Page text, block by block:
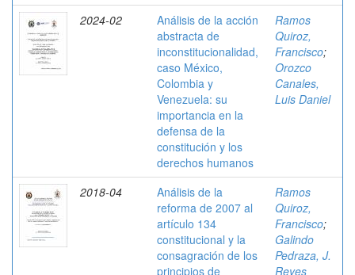
2024-02
Análisis de la acción
abstracta de
inconstitucionalidad,
caso México,
Colombia y
Venezuela: su
importancia en la
defensa de la
constitución y los
derechos humanos
Ramos
Quiroz,
Francisco;
Orozco
Canales,
Luis Daniel
2018-04
Análisis de la
reforma de 2007 al
artículo 134
constitucional y la
consagración de los
principios de
Ramos
Quiroz,
Francisco;
Galindo
Pedraza, J.
Reyes